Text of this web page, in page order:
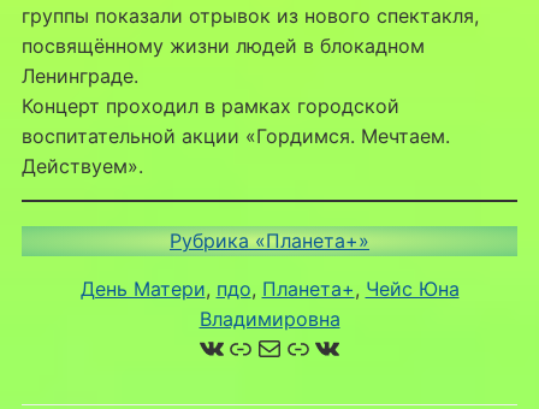
группы показали отрывок из нового спектакля,
посвящённому жизни людей в блокадном
Ленинграде.
Концерт проходил в рамках городской
воспитательной акции «Гордимся. Мечтаем.
Действуем».
Рубрика «Планета+»
День Матери, пдо, Планета+, Чейс Юна
Владимировна
ВКонтакте
Ссылка
Почта
Ссылка
ВКонтакте